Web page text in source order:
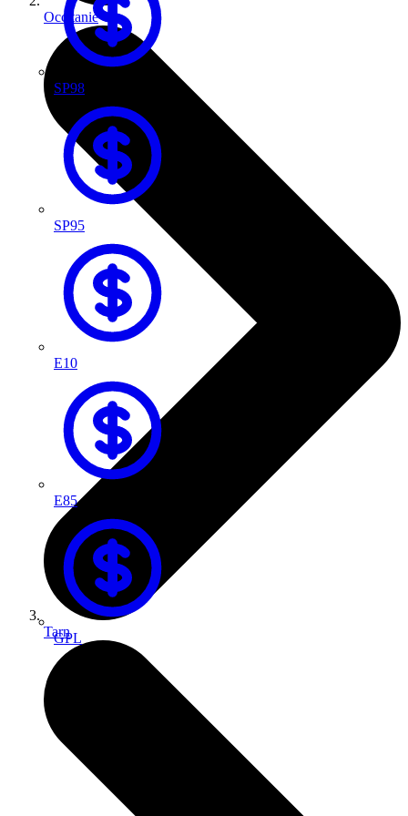
SP98
SP95
E10
E85
GPL
Occitanie
Tarn